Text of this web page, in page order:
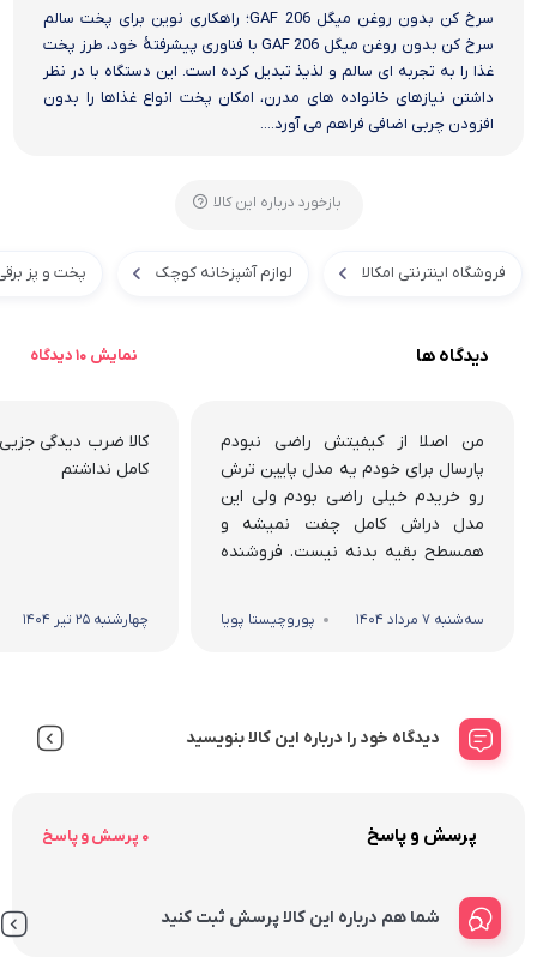
سرخ کن بدون روغن میگل GAF 206؛ راهکاری نوین برای پخت سالم
سرخ کن بدون روغن میگل GAF 206 با فناوری پیشرفتهٔ خود، طرز پخت
غذا را به تجربه ای سالم و لذیذ تبدیل کرده است. این دستگاه با در نظر
داشتن نیازهای خانواده های مدرن، امکان پخت انواع غذاها را بدون
افزودن چربی اضافی فراهم می آورد....
بازخورد درباره این کالا
فروشگاه اینترنتی امکالا لوازم آشپزخانه کوچک پخت و پز
دیدگاه ها نمایش 10 دیدگاه
من اصلا از کیفیتش راضی نبودم
پارسال برای خودم یه مدل پایین ترش
رو خریدم خیلی راضی بودم ولی این
مدل دراش کامل چفت نمیشه و
همسطح بقیه بدنه نیست. فروشنده
سه‌شنبه 7 مرداد 1404 پوروچیستا پویا
کالا ضرب دیدگی
کامل نداشتم
چهارشنبه 25 تیر 1404
دیدگاه خود را درباره این کالا بنویسید
پرسش و پاسخ 0 پرسش و پاسخ
شما هم درباره این کالا پرسش ثبت کنید